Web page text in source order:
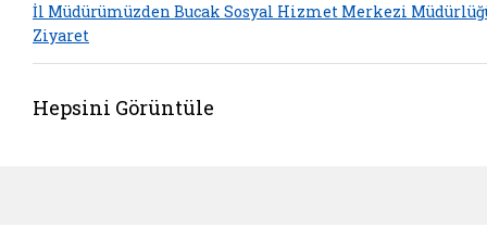
İl Müdürümüzden Bucak Sosyal Hizmet Merkezi
Ziyaret
Hepsini Görüntüle